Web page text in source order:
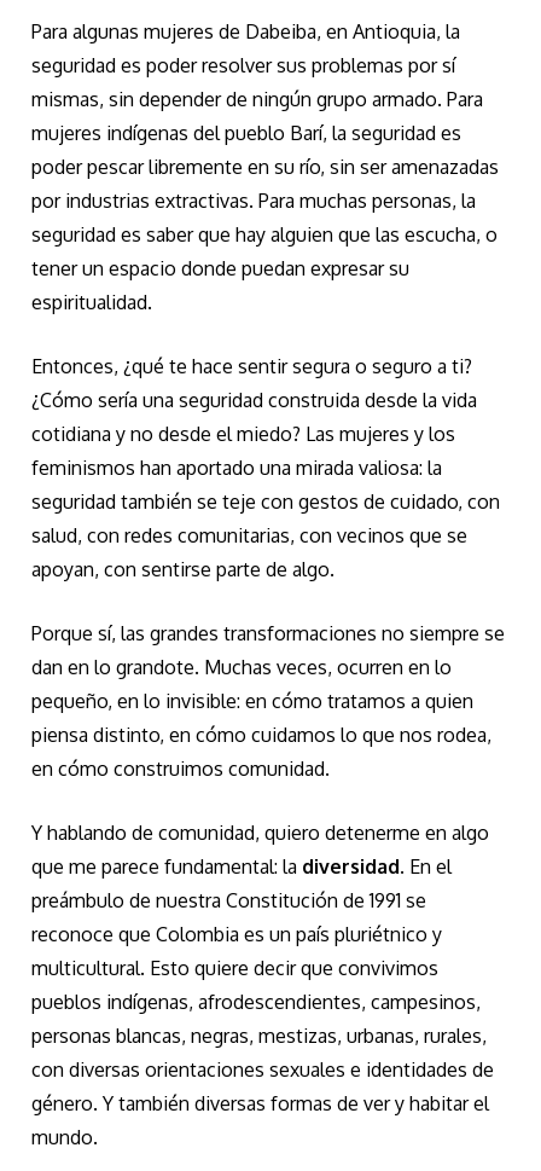
Para algunas mujeres de Dabeiba, en Antioquia, la
seguridad es poder resolver sus problemas por sí
mismas, sin depender de ningún grupo armado. Para
mujeres indígenas del pueblo Barí, la seguridad es
poder pescar libremente en su río, sin ser amenazadas
por industrias extractivas. Para muchas personas, la
seguridad es saber que hay alguien que las escucha, o
tener un espacio donde puedan expresar su
espiritualidad.
Entonces, ¿qué te hace sentir segura o seguro a ti?
¿Cómo sería una seguridad construida desde la vida
cotidiana y no desde el miedo? Las mujeres y los
feminismos han aportado una mirada valiosa: la
seguridad también se teje con gestos de cuidado, con
salud, con redes comunitarias, con vecinos que se
apoyan, con sentirse parte de algo.
Porque sí, las grandes transformaciones no siempre se
dan en lo grandote. Muchas veces, ocurren en lo
pequeño, en lo invisible: en cómo tratamos a quien
piensa distinto, en cómo cuidamos lo que nos rodea,
en cómo construimos comunidad.
Y hablando de comunidad, quiero detenerme en algo
que me parece fundamental: la diversidad. En el
preámbulo de nuestra Constitución de 1991 se
reconoce que Colombia es un país pluriétnico y
multicultural. Esto quiere decir que convivimos
pueblos indígenas, afrodescendientes, campesinos,
personas blancas, negras, mestizas, urbanas, rurales,
con diversas orientaciones sexuales e identidades de
género. Y también diversas formas de ver y habitar el
mundo.